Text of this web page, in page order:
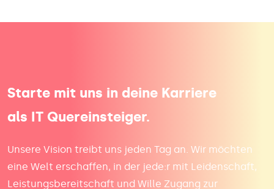
Starte mit uns in deine Karriere
als IT Quereinsteiger.
Unsere Vision treibt uns jeden Tag an. Wir möchten
eine Welt erschaffen, in der jede:r mit Leidenschaft,
Leistungsbereitschaft und Wille Zugang zur